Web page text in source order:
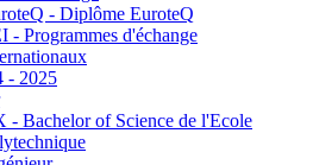
- Diplôme EuroteQ
- Programmes d'échange
- 2025
- Bachelor of Science de l'Ecole